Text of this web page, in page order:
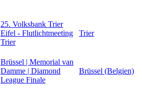
25. Volksbank Trier
Eifel - Flutlichtmeeting
Trier
Trier
Brüssel | Memorial van
Damme | Diamond
League Finale
Brüssel (Belgien)